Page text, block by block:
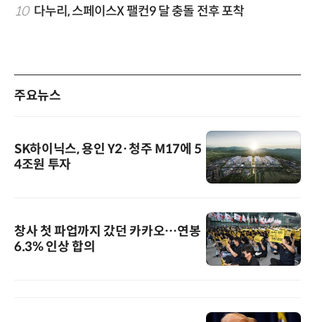
10 다누리, 스페이스X 팰컨9 달 충돌 전후 포착
주요뉴스
SK하이닉스, 용인 Y2·청주 M17에 5
4조원 투자
창사 첫 파업까지 갔던 카카오…연봉
6.3% 인상 합의